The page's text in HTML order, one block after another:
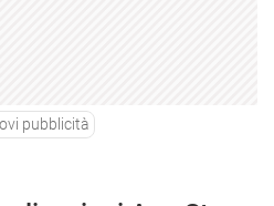
pubblicità